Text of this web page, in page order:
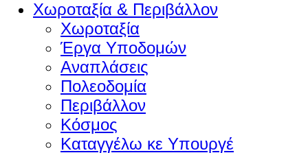
Χωροταξία & Περιβάλλον
Χωροταξία
Έργα Υποδομών
Αναπλάσεις
Πολεοδομία
Περιβάλλον
Κόσμος
Καταγγέλω κε Υπουργέ